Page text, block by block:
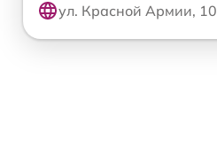
ул. Красной Армии, 10